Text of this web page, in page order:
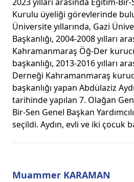
Kurulu üyeliği görevlerinde
Üniversite yıllarında, Gazi
Başkanlığı, 2004-2008 yılları
Kahramanmaraş Öğ-Der
başkanlığı, 2013-2016 yılları
Derneği Kahramanmaraş
başkanlığı yapan Abdülaziz
tarihinde yapılan 7. Olağan
Bir-Sen Genel Başkan
seçildi. Aydın, evli ve iki çocuk
Muammer KARAMAN